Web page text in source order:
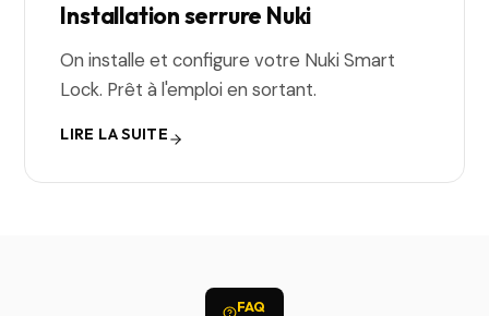
Installation serrure Nuki
On installe et configure votre Nuki Smart
Lock. Prêt à l'emploi en sortant.
LIRE LA SUITE
FAQ